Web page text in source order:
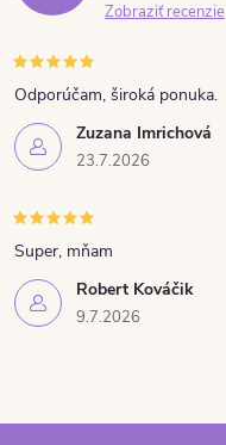
Zobraziť recenzie
Zuzana Imrichová
23.7.2026
Odporúčam, široká ponuka.
Robert Kováčik
9.7.2026
Super, mňam